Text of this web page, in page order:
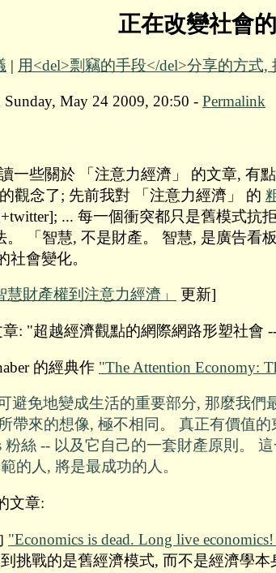
正在改變社會
| 用<del>剽竊的手段</del>分享的方式,
May 24 2009, 20:50 - Permalink
一些關於 「注意力經濟」 的文章, 有
觀念了; 先前我對 「注意力經濟」 的
... 每一個衝突都只是舊模式
。 「智慧, 不是財產。 智慧, 是廣告看
會變化。
慧財產權到注意力經濟」 更新]
: "超越經濟觀點的網際網路形塑社會
的經典作 "The Attention Economy:
避免地變成生活的重要部分, 那麼我
帶來的想像, 極不相同。 真正有價值
粉絲 -- 以及它自己的一套財產原則。
的人, 將是最成功的人。
文章:
"Economics is dead. Long live
挑戰的是舊經濟模式, 而不是經濟學